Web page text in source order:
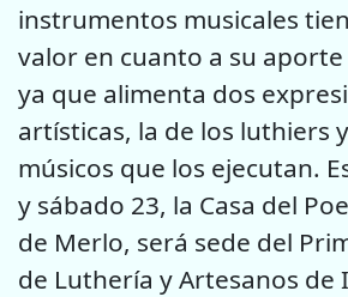
instrumentos musicales
valor en cuanto a su
ya que alimenta dos
artísticas, la de los luthiers
músicos que los ejecutan.
y sábado 23, la Casa del
de Merlo, será sede del
de Luthería y Artesanos